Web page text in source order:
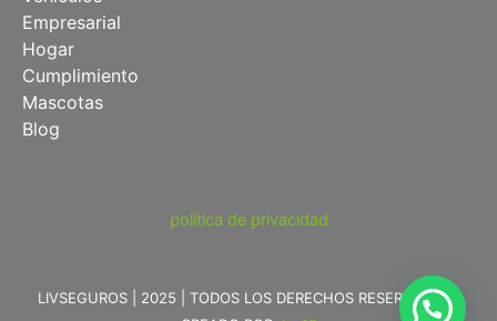
Empresarial
Hogar
Cumplimiento
Mascotas
Blog
política de privacidad
LIVSEGUROS | 2025 | TODOS LOS DERECHOS RESERVADOS |